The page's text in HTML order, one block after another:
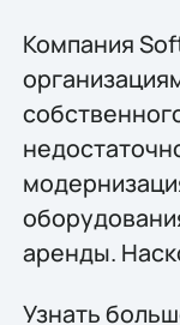
Компания
аренды.
Узнать